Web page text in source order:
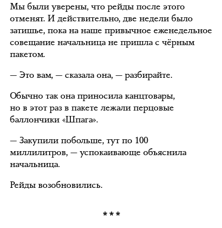
Мы были уверены, что рейды после этого
отменят. И действительно, две недели было
затишье, пока на наше привычное еженедельное
совещание начальница не пришла с чёрным
пакетом.
— Это вам, — сказала она, — разбирайте.
Обычно так она приносила канцтовары,
но в этот раз в пакете лежали перцовые
баллончики «Шпага».
— Закупили побольше, тут по 100
миллилитров, — успокаивающе объяснила
начальница.
Рейды возобновились.
***